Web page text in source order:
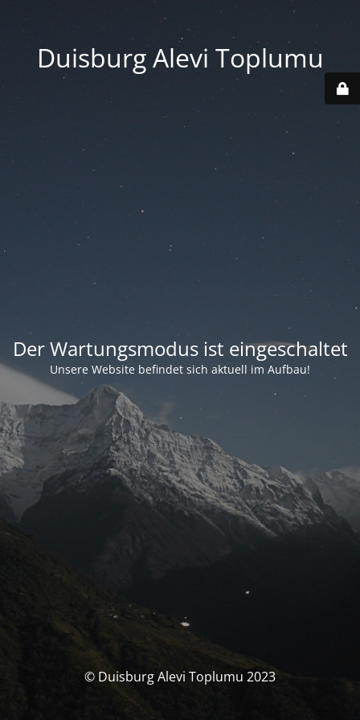
Duisburg Alevi Toplumu
Der Wartungsmodus ist eingeschaltet
Unsere Website befindet sich aktuell im Aufbau!
© Duisburg Alevi Toplumu 2023